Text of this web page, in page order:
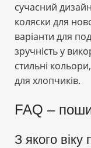
сучасний дизайн
коляски для
варіанти для
зручність у
стильні кольори,
для хлопчиків.
FAQ –
З якого